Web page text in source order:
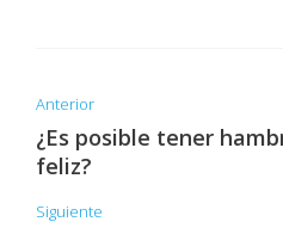
Anterior
¿Es posible tener
feliz?
Siguiente